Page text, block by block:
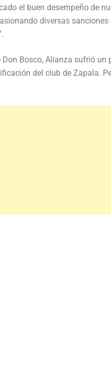
el buen desempeño de
diversas
Bosco, Alianza sufrió
del club de Zapala.